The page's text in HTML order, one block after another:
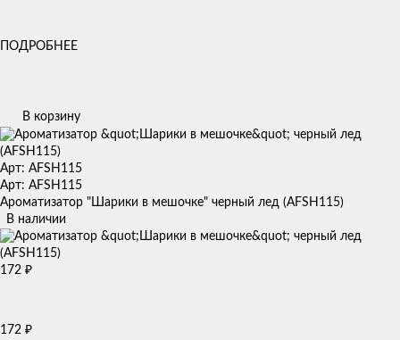
ПОДРОБНЕЕ
В корзину
Арт: AFSH115
Арт: AFSH115
Ароматизатор "Шарики в мешочке" черный лед (AFSH115)
В наличии
172 ₽
172 ₽